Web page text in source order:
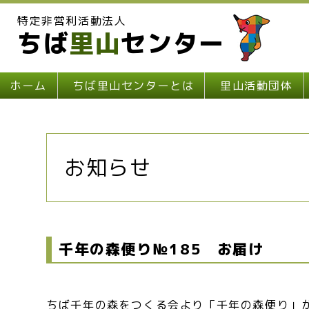
特定非営利活動法人
ちば里山センター
ホーム ちば里山センターとは 里山活動団体
お知らせ
千年の森便り№185 お届け
ちば千年の森をつくる会より「千年の森便り